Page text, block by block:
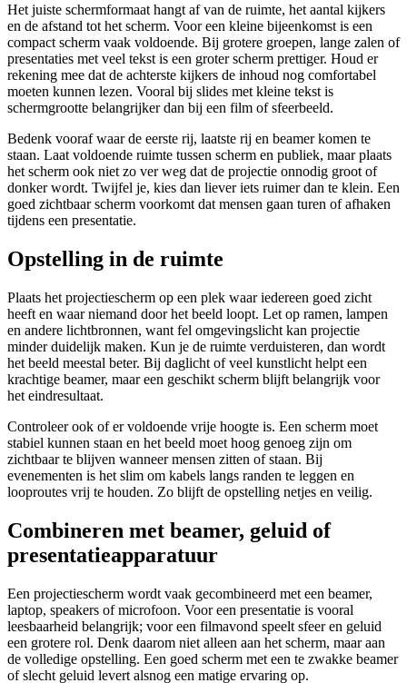
Het juiste schermformaat hangt af van de ruimte, het aantal kijkers
en de afstand tot het scherm. Voor een kleine bijeenkomst is een
compact scherm vaak voldoende. Bij grotere groepen, lange zalen of
presentaties met veel tekst is een groter scherm prettiger. Houd er
rekening mee dat de achterste kijkers de inhoud nog comfortabel
moeten kunnen lezen. Vooral bij slides met kleine tekst is
schermgrootte belangrijker dan bij een film of sfeerbeeld.
Bedenk vooraf waar de eerste rij, laatste rij en beamer komen te
staan. Laat voldoende ruimte tussen scherm en publiek, maar plaats
het scherm ook niet zo ver weg dat de projectie onnodig groot of
donker wordt. Twijfel je, kies dan liever iets ruimer dan te klein. Een
goed zichtbaar scherm voorkomt dat mensen gaan turen of afhaken
tijdens een presentatie.
Opstelling in de ruimte
Plaats het projectiescherm op een plek waar iedereen goed zicht
heeft en waar niemand door het beeld loopt. Let op ramen, lampen
en andere lichtbronnen, want fel omgevingslicht kan projectie
minder duidelijk maken. Kun je de ruimte verduisteren, dan wordt
het beeld meestal beter. Bij daglicht of veel kunstlicht helpt een
krachtige beamer, maar een geschikt scherm blijft belangrijk voor
het eindresultaat.
Controleer ook of er voldoende vrije hoogte is. Een scherm moet
stabiel kunnen staan en het beeld moet hoog genoeg zijn om
zichtbaar te blijven wanneer mensen zitten of staan. Bij
evenementen is het slim om kabels langs randen te leggen en
looproutes vrij te houden. Zo blijft de opstelling netjes en veilig.
Combineren met beamer, geluid of
presentatieapparatuur
Een projectiescherm wordt vaak gecombineerd met een beamer,
laptop, speakers of microfoon. Voor een presentatie is vooral
leesbaarheid belangrijk; voor een filmavond speelt sfeer en geluid
een grotere rol. Denk daarom niet alleen aan het scherm, maar aan
de volledige opstelling. Een goed scherm met een te zwakke beamer
of slecht geluid levert alsnog een matige ervaring op.